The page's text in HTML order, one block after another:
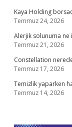
Kaya Holding
Temmuz 24, 2026
Alerjik solunuma ne
Temmuz 21, 2026
Constellation
Temmuz 17, 2026
Temizlik yaparken
Temmuz 14, 2026